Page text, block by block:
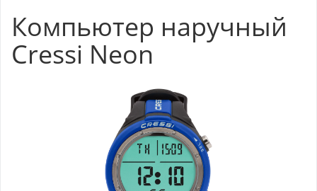
Компьютер наручный
Cressi Neon